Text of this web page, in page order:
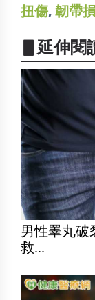
扭傷, 韌帶
▋延伸閱
男性睪丸破
救...